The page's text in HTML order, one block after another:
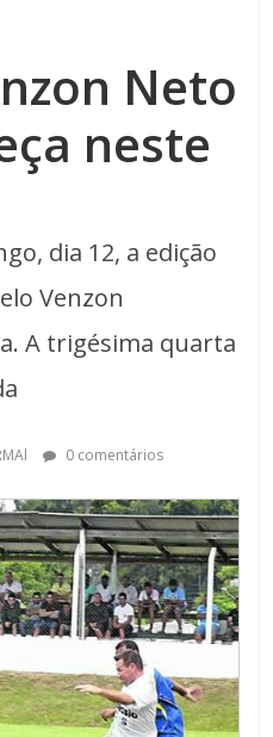
Neto
neste
dia 12, a edição
Venzon
A trigésima quarta
0 comentários